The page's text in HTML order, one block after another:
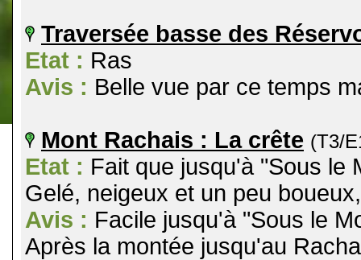
Traversée basse des
Etat : Ras
Avis : Belle vue par ce temps
Mont Rachais : La crête (T3/
Etat : Fait que jusqu'à "Sous le
Gelé, neigeux et un peu
Avis : Facile jusqu'à "Sous le
Après la montée jusqu'au